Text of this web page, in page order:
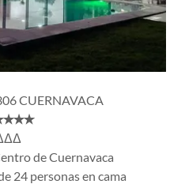
CUERNAVACA
de Cuernavaca
24 personas en cama